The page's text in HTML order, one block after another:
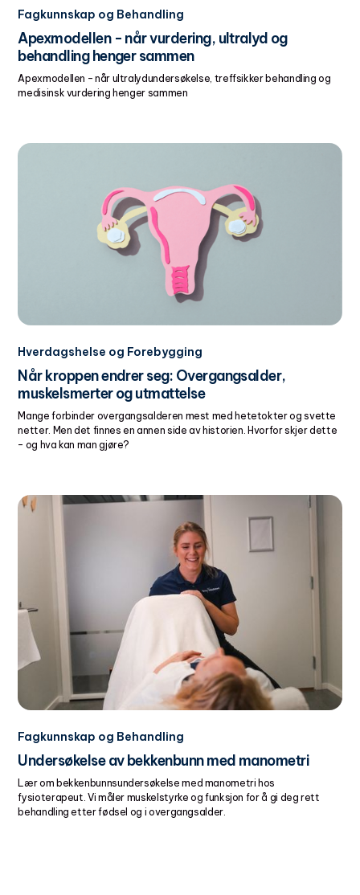
Fagkunnskap og Behandling
Apexmodellen - når vurdering, ultralyd og
behandling henger sammen
Apexmodellen – når ultralydundersøkelse, treffsikker behandling og
medisinsk vurdering henger sammen
Hverdagshelse og Forebygging
Når kroppen endrer seg: Overgangsalder,
muskelsmerter og utmattelse
Mange forbinder overgangsalderen mest med hetetokter og svette
netter. Men det finnes en annen side av historien. Hvorfor skjer dette
– og hva kan man gjøre?
Fagkunnskap og Behandling
Undersøkelse av bekkenbunn med manometri
Lær om bekkenbunnsundersøkelse med manometri hos
fysioterapeut. Vi måler muskelstyrke og funksjon for å gi deg rett
behandling etter fødsel og i overgangsalder.